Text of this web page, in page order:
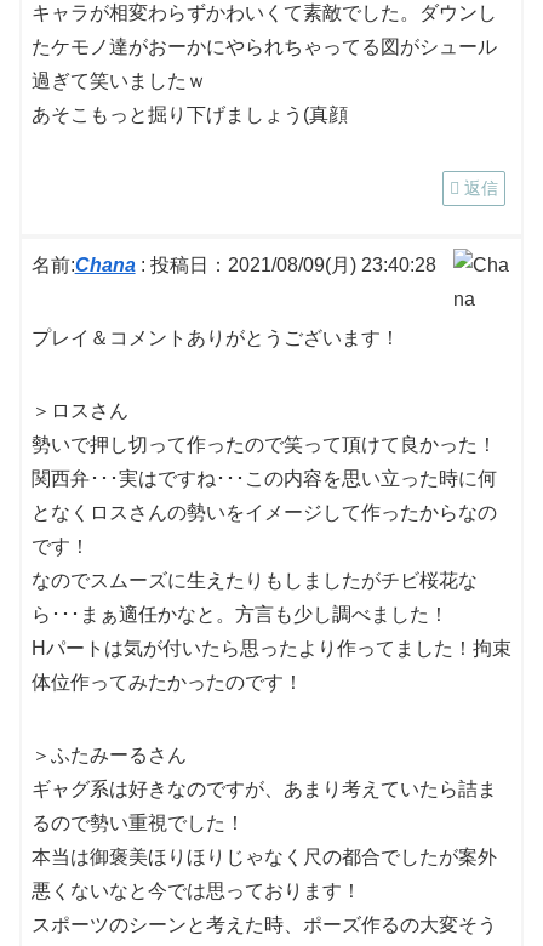
キャラが相変わらずかわいくて素敵でした。ダウンし
たケモノ達がおーかにやられちゃってる図がシュール
過ぎて笑いましたｗ
あそこもっと掘り下げましょう(真顔
返信
名前:Chana: 投稿日：2021/08/09(月) 23:40:28
プレイ＆コメントありがとうございます！
＞ロスさん
勢いで押し切って作ったので笑って頂けて良かった！
関西弁･･･実はですね･･･この内容を思い立った時に何
となくロスさんの勢いをイメージして作ったからなの
です！
なのでスムーズに生えたりもしましたがチビ桜花な
ら･･･まぁ適任かなと。方言も少し調べました！
Hパートは気が付いたら思ったより作ってました！拘束
体位作ってみたかったのです！
＞ふたみーるさん
ギャグ系は好きなのですが、あまり考えていたら詰ま
るので勢い重視でした！
本当は御褒美ほりほりじゃなく尺の都合でしたが案外
悪くないなと今では思っております！
スポーツのシーンと考えた時、ポーズ作るの大変そう